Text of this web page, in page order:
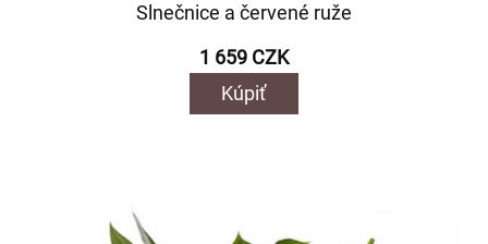
Slnečnice a červené ruže
1 659 CZK
Kúpiť